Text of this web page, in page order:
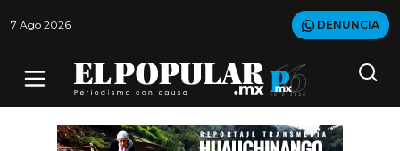
7 Ago 2026 DENUNCIA